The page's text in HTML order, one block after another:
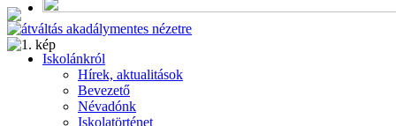
Iskolánkról
Hírek, aktualitások
Bevezető
Névadónk
Iskolatörténet
Program